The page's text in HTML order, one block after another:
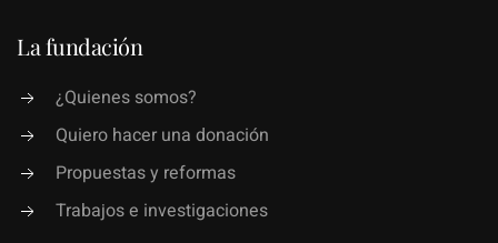
La fundación
¿Quienes somos?
Quiero hacer una donación
Propuestas y reformas
Trabajos e investigaciones